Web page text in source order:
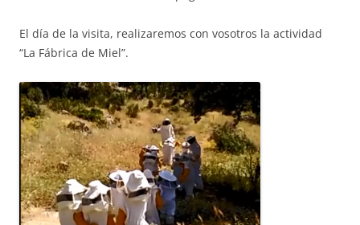
El día de la visita, realizaremos con vosotros la actividad
“La Fábrica de Miel”.